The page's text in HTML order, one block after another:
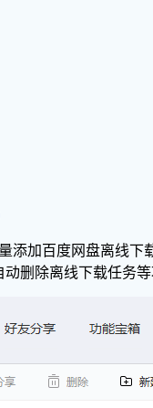
加百度网盘离线下
动删除离线下载任务等